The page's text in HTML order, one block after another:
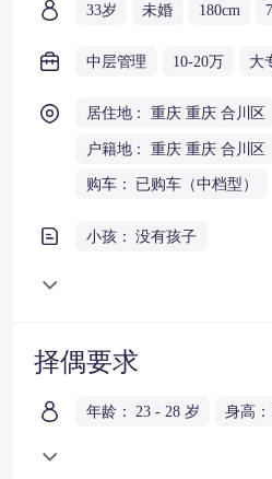
33岁 未婚 180cm
中层管理 10-20万 大
居住地： 重庆 重庆 合川区
户籍地： 重庆 重庆 合川区
购车： 已购车（中档型）
小孩： 没有孩子
择偶要求
年龄： 23 - 28 岁 身高